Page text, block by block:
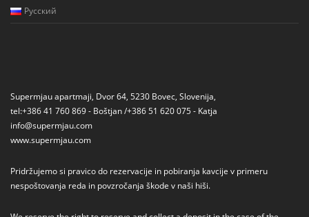
Русский
Supermjau apartmaji, Dvor 64, 5230 Bovec, Slovenija,
tel:+386 41 760 869 - Boštjan /+386 51 620 075 - Katja
info@supermjau.com
www.supermjau.com
Pridržujemo si pravico do rezervacije in pobiranja kavcije v primeru
nespoštovanja reda in povzročanja škode v naši hiši.